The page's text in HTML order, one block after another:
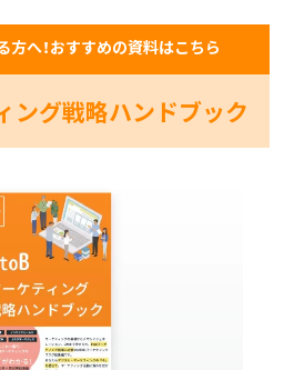
方へ！おすすめの資料はこちら
ング戦略ハンドブック